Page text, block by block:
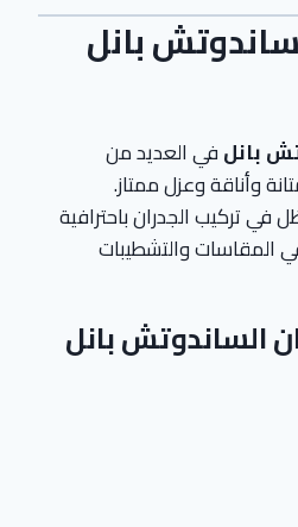
بانل
بانلفي العديد من
وأناقة وعزل ممتاز.
تركيب الجدران باحترافية
المقاسات والتشطيبات
الساندوتش بانل